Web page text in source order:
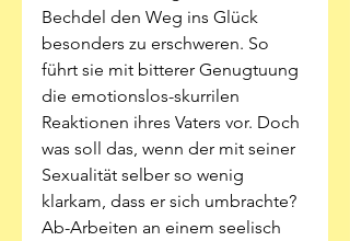
Bechdel den Weg ins Glück
besonders zu erschweren. So
führt sie mit bitterer Genugtuung
die emotionslos-skurrilen
Reaktionen ihres Vaters vor. Doch
was soll das, wenn der mit seiner
Sexualität selber so wenig
klarkam, dass er sich umbrachte?
Ab-Arbeiten an einem seelisch